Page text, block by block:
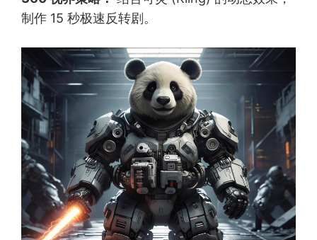
制作 15 秒极速反转剧。